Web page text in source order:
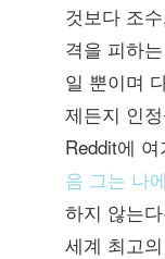
것보다 조
격을 피하
일 뿐이며
제든지 인
Reddit에
음 그는 나
하지 않는
세계 최고